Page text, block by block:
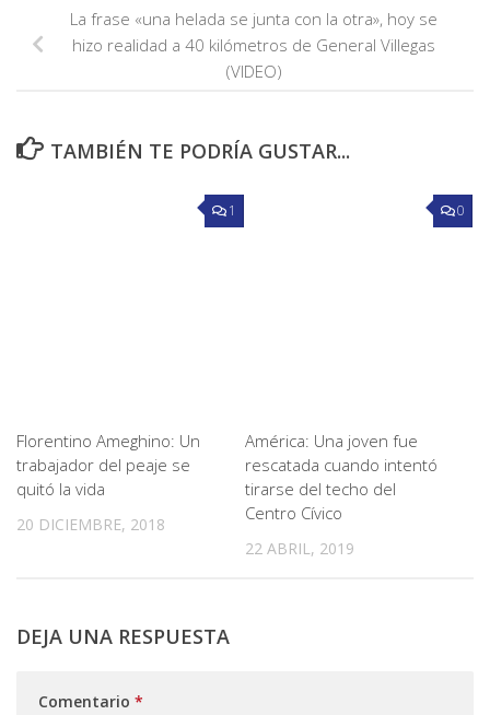
La frase «una helada se junta con la otra», hoy se
hizo realidad a 40 kilómetros de General Villegas
(VIDEO)
TAMBIÉN TE PODRÍA GUSTAR...
1
Florentino Ameghino: Un
trabajador del peaje se
quitó la vida
20 DICIEMBRE, 2018
0
América: Una joven fue
rescatada cuando intentó
tirarse del techo del
Centro Cívico
22 ABRIL, 2019
DEJA UNA RESPUESTA
Comentario *